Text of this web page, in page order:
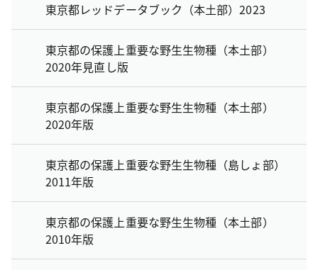
東京都レッドデータブック（本土部）2023
東京都の保護上重要な野生生物種（本土部）
2020年見直し版
東京都の保護上重要な野生生物種（本土部）
2020年版
東京都の保護上重要な野生生物種（島しょ部）
2011年版
東京都の保護上重要な野生生物種（本土部）
2010年版